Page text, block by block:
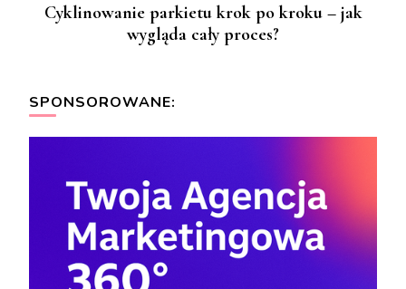
Cyklinowanie parkietu krok po kroku – jak
wygląda cały proces?
SPONSOROWANE: